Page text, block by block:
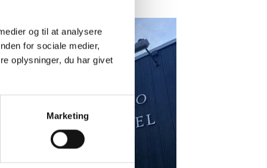
og til at analysere
for sociale medier,
oplysninger, du har givet
Marketing